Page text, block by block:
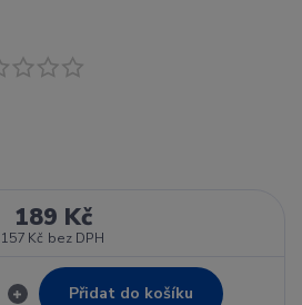
189 Kč
157 Kč bez DPH
Přidat do košíku